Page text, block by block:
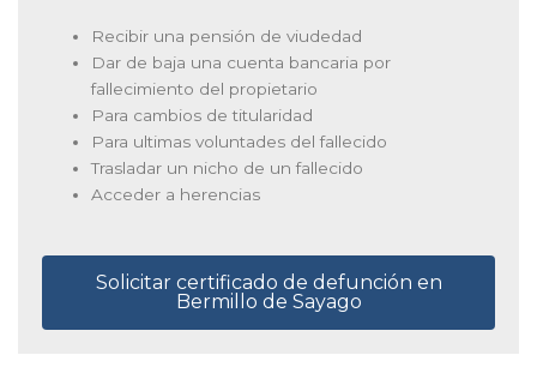
Recibir una pensión de viudedad
Dar de baja una cuenta bancaria por
fallecimiento del propietario
Para cambios de titularidad
Para ultimas voluntades del fallecido
Trasladar un nicho de un fallecido
Acceder a herencias
Solicitar certificado de defunción en
Bermillo de Sayago